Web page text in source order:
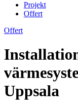
Projekt
Offert
Offert
Uppsala